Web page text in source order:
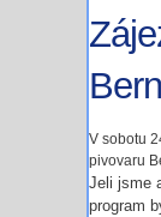
V sobotu
pivovaru
Jeli jsme
program